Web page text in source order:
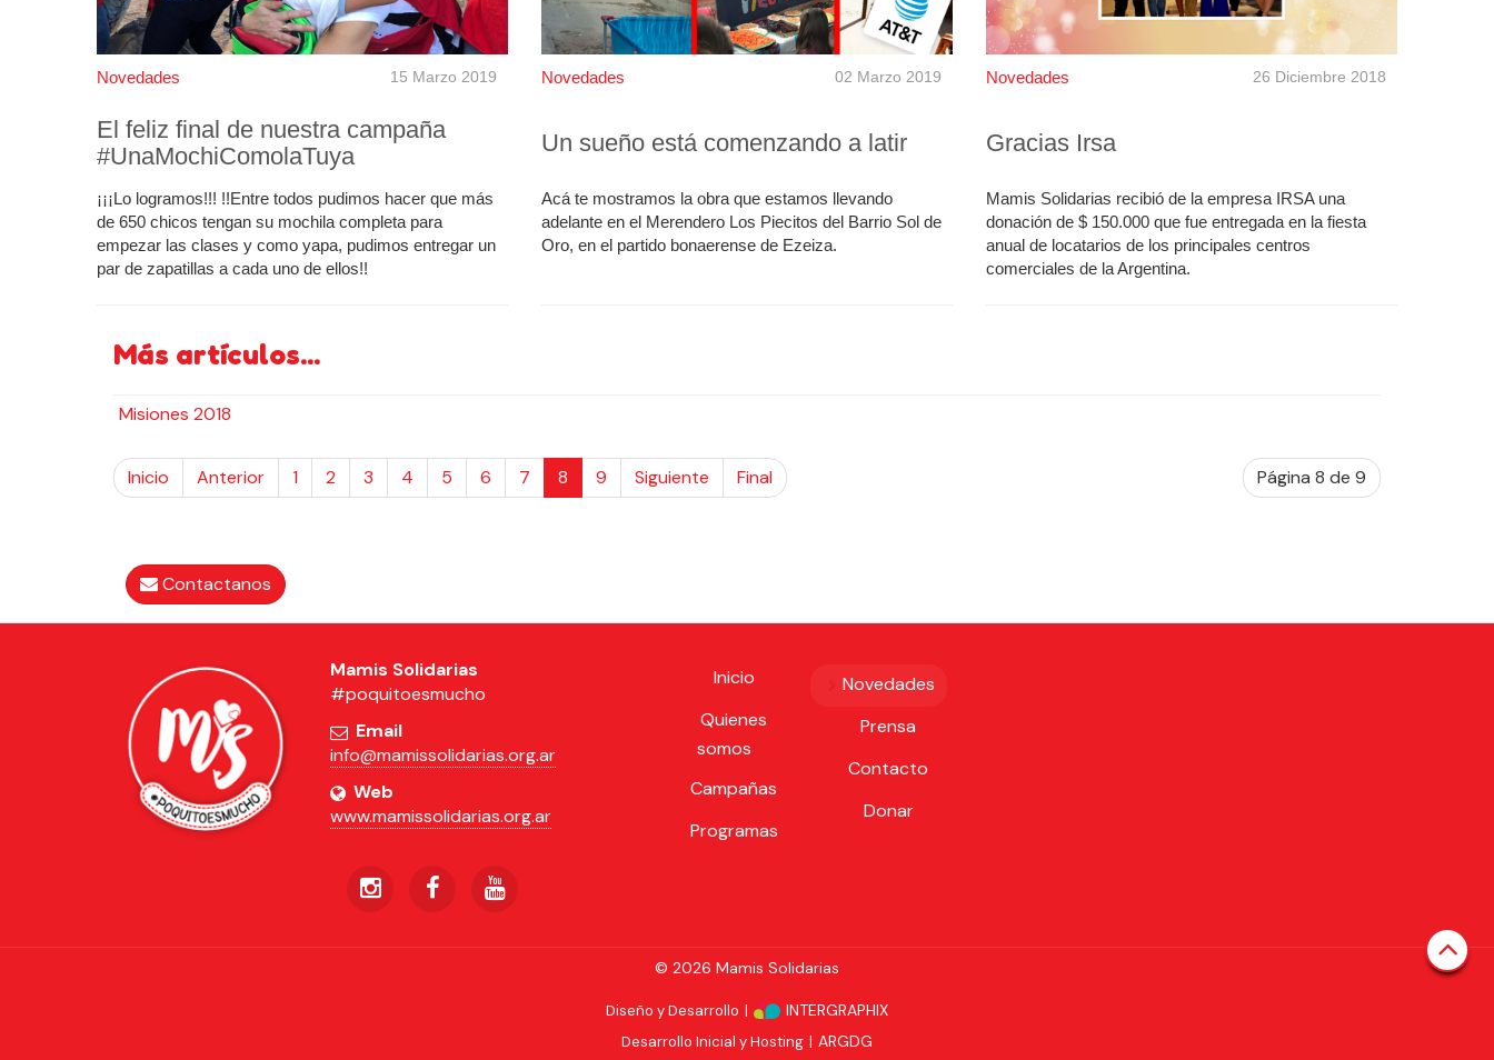
Novedades 15 Marzo 2019
El feliz final de nuestra campaña
#UnaMochiComolaTuya
¡¡¡Lo logramos!!! !!Entre todos pudimos hacer que más
de 650 chicos tengan su mochila completa para
empezar las clases y como yapa, pudimos entregar un
par de zapatillas a cada uno de ellos!!
Novedades 02 Marzo 2019
Un sueño está comenzando a latir
Acá te mostramos la obra que estamos llevando
adelante en el Merendero Los Piecitos del Barrio Sol de
Oro, en el partido bonaerense de Ezeiza.
Novedades 26 Diciembre 2018
Gracias Irsa
Mamis Solidarias recibió de la empresa IRSA una
donación de $ 150.000 que fue entregada en la fiesta
anual de locatarios de los principales centros
comerciales de la Argentina.
Más artículos...
Misiones 2018
Página 8 de 9
Inicio Anterior 1 2 3 4 5 6 7 8 9 Siguiente Final
Contactanos
Mamis Solidarias
#poquitoesmucho
Email
info@mamissolidarias.org.ar
Web
www.mamissolidarias.org.ar
Inicio
Quienes
somos
Campañas
Programas
Novedades
Prensa
Contacto
Donar
© 2026 Mamis Solidarias
Diseño y Desarrollo | INTERGRAPHIX
Desarrollo Inicial y Hosting | ARGDG